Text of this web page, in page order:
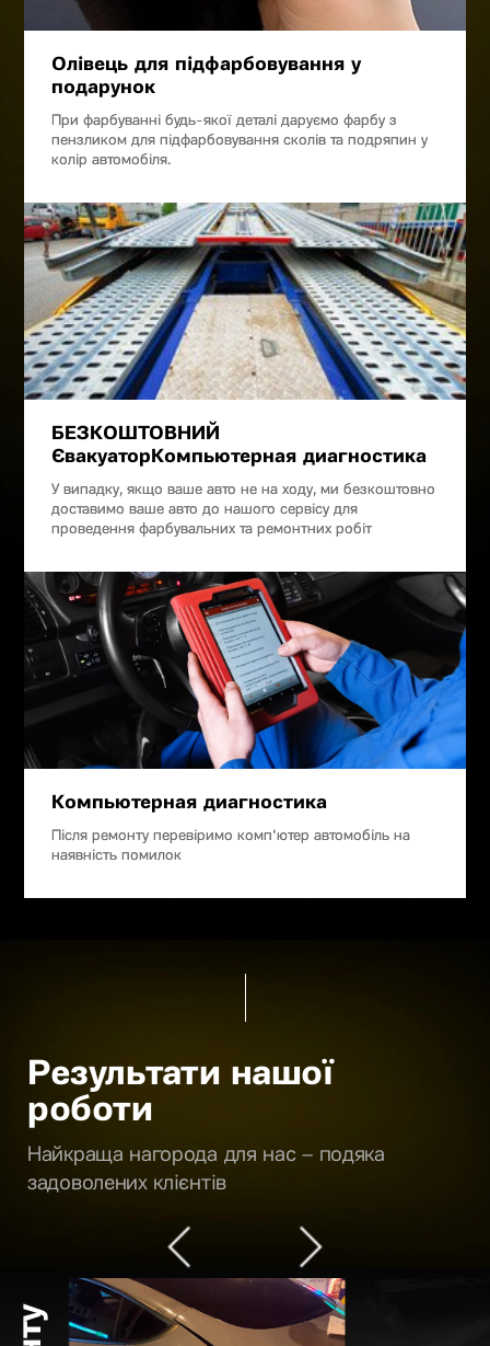
Олівець для підфарбовування у
подарунок
При фарбуванні будь-якої деталі даруємо фарбу з
пензликом для підфарбовування сколів та подряпин у
колір автомобіля.
БЕЗКОШТОВНИЙ
ЄвакуаторКомпьютерная диагностика
У випадку, якщо ваше авто не на ходу, ми безкоштовно
доставимо ваше авто до нашого сервісу для
проведення фарбувальних та ремонтних робіт
Компьютерная диагностика
Після ремонту перевіримо комп'ютер автомобіль на
наявність помилок
Результати нашої
роботи
Найкраща нагорода для нас – подяка
задоволених клієнтів